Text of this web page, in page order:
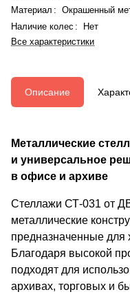
Материал : Окрашенный
Наличие колес :
Нет
Все характеристики
Описание
Металлические
и универсальное
в офисе и архиве
Стеллажи СТ-031 от
металлические
предназначенные для
Благодаря высокой
подходят для
архивах, торговых и